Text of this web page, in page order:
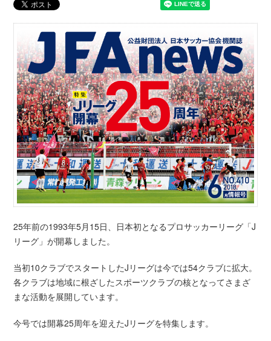
25年前の1993年5月15日、日本初となるプロサッカーリーグ「J
リーグ」が開幕しました。
当初10クラブでスタートしたJリーグは今では54クラブに拡大。
各クラブは地域に根ざしたスポーツクラブの核となってさまざ
まな活動を展開しています。
今号では開幕25周年を迎えたJリーグを特集します。